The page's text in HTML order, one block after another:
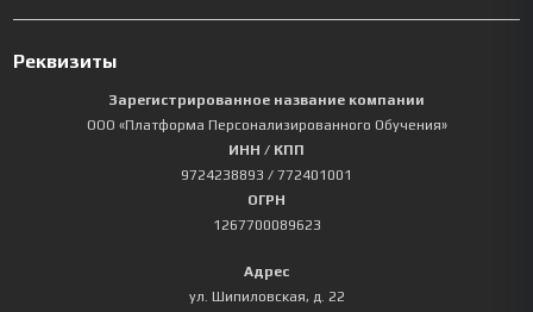
Реквизиты
Зарегистрированное название компании
ООО «Платформа Персонализированного Обучения»
ИНН / КПП
9724238893 / 772401001
ОГРН
1267700089623
Адрес
ул. Шипиловская, д. 22